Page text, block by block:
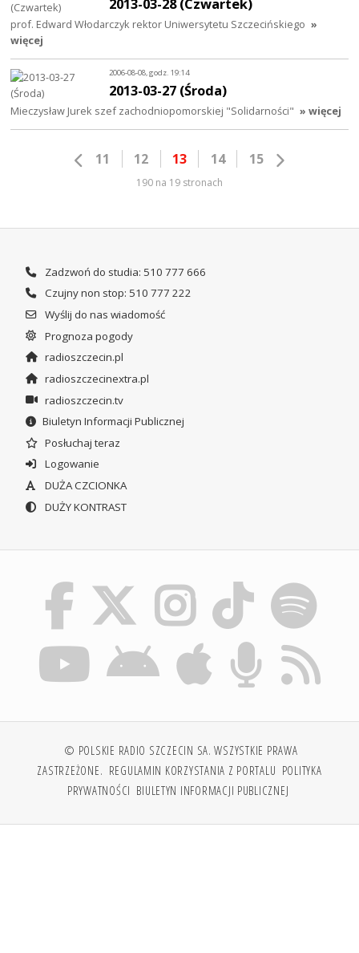
2013-03-28 (Czwartek)
prof. Edward Włodarczyk rektor Uniwersytetu Szczecińskiego »
więcej
2006-08-08, godz. 19:14
2013-03-27 (Środa)
Mieczysław Jurek szef zachodniopomorskiej "Solidarności" » więcej
11 12 13 14 15
190 na 19 stronach
Zadzwoń do studia: 510 777 666
Czujny non stop: 510 777 222
Wyślij do nas wiadomość
Prognoza pogody
radioszczecin.pl
radioszczecinextra.pl
radioszczecin.tv
Biuletyn Informacji Publicznej
Posłuchaj teraz
Logowanie
DUŻA CZCIONKA
DUŻY KONTRAST
© POLSKIE RADIO SZCZECIN SA. WSZYSTKIE PRAWA
ZASTRZEŻONE. REGULAMIN KORZYSTANIA Z PORTALU POLITYKA
PRYWATNOŚCI BIULETYN INFORMACJI PUBLICZNEJ